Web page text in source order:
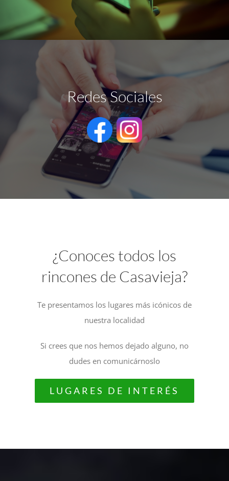
Redes Sociales
¿Conoces todos los
rincones de Casavieja?
Te presentamos los lugares más icónicos de
nuestra localidad
Si crees que nos hemos dejado alguno, no
dudes en comunicárnoslo
LUGARES DE INTERÉS